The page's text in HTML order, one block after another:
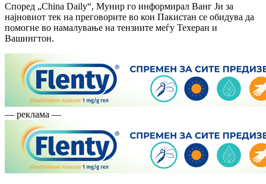
Според „China Daily“, Мунир го информирал Ванг Ји за
најновиот тек на преговорите во кои Пакистан се обидува да
помогне во намалување на тензиите меѓу Техеран и
Вашингтон.
— реклама —